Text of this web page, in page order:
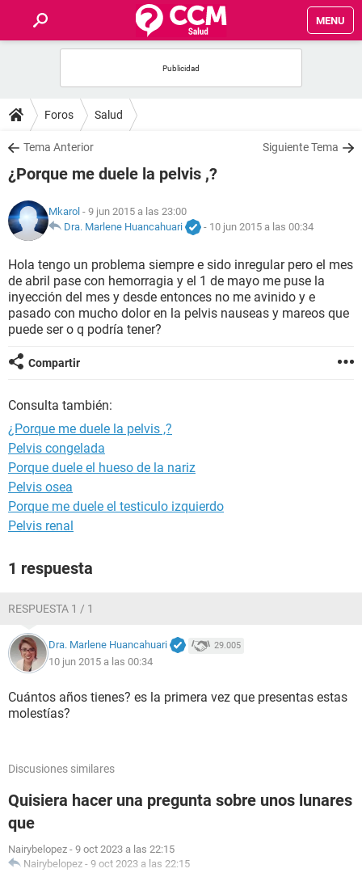
MENU
FOROS
SALUD
FAMILIA
NUTRICIÓN
BIENESTAR
SEXUALIDAD
GLOSARIO
Foros Salud
Tema Anterior Siguiente Tema
¿Porque me duele la pelvis ,?
Mkarol - 9 jun 2015 a las 23:00
Dra. Marlene Huancahuari
- 10 jun 2015 a las 00:34
Hola tengo un problema siempre e sido inregular pero el mes
de abril pase con hemorragia y el 1 de mayo me puse la
inyección del mes y desde entonces no me avinido y e
pasado con mucho dolor en la pelvis nauseas y mareos que
puede ser o q podría tener?
Compartir
Consulta también:
¿Porque me duele la pelvis ,?
Pelvis congelada
Porque duele el hueso de la nariz
Pelvis osea
Porque me duele el testiculo izquierdo
Pelvis renal
1 respuesta
RESPUESTA 1 / 1
Dra. Marlene Huancahuari 29.005
10 jun 2015 a las 00:34
Cuántos años tienes? es la primera vez que presentas estas
molestías?
Discusiones similares
Quisiera hacer una pregunta sobre unos lunares
que
Nairybelopez - 9 oct 2023 a las 22:15
Nairybelopez - 9 oct 2023 a las 22:15